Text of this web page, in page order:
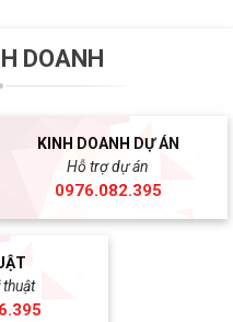
DOANH
KINH DOANH DỰ ÁN
Hỗ trợ dự án
0976.082.395